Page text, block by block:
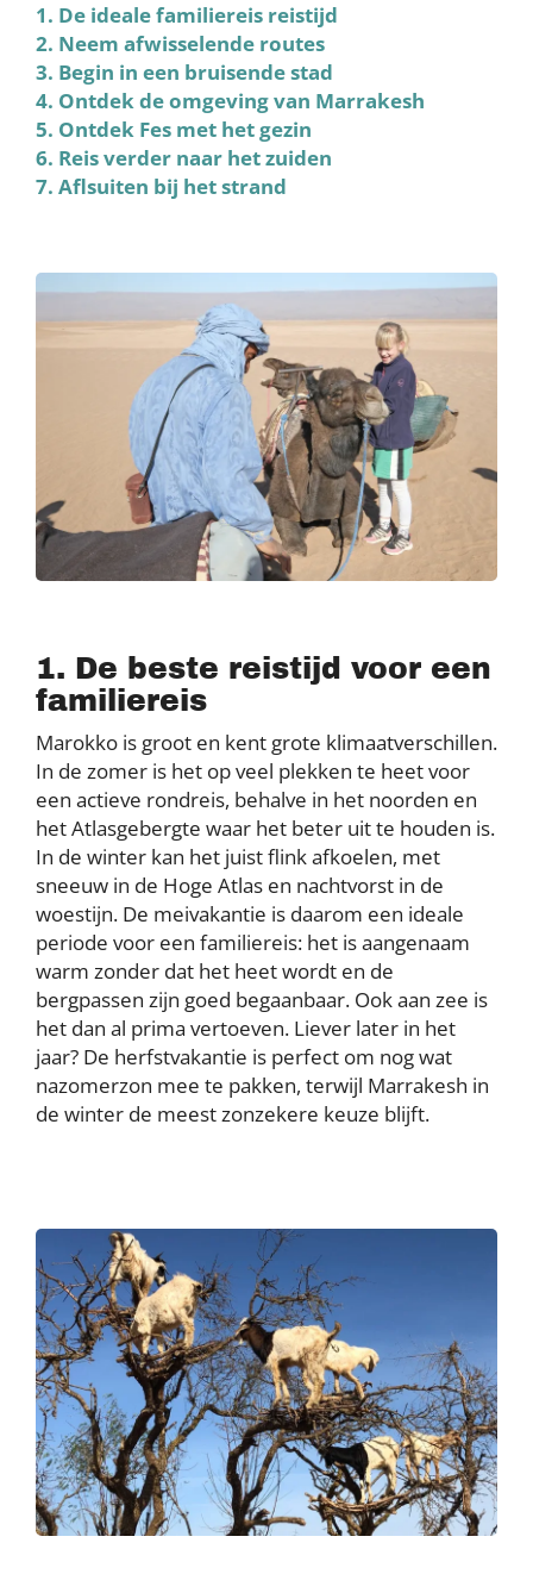
1. De ideale familiereis reistijd
2. Neem afwisselende routes
3. Begin in een bruisende stad
4. Ontdek de omgeving van Marrakesh
5. Ontdek Fes met het gezin
6. Reis verder naar het zuiden
7. Aflsuiten bij het strand
1. De beste reistijd voor een
familiereis
Marokko is groot en kent grote klimaatverschillen.
In de zomer is het op veel plekken te heet voor
een actieve rondreis, behalve in het noorden en
het Atlasgebergte waar het beter uit te houden is.
In de winter kan het juist flink afkoelen, met
sneeuw in de Hoge Atlas en nachtvorst in de
woestijn. De meivakantie is daarom een ideale
periode voor een familiereis: het is aangenaam
warm zonder dat het heet wordt en de
bergpassen zijn goed begaanbaar. Ook aan zee is
het dan al prima vertoeven. Liever later in het
jaar? De herfstvakantie is perfect om nog wat
nazomerzon mee te pakken, terwijl Marrakesh in
de winter de meest zonzekere keuze blijft.